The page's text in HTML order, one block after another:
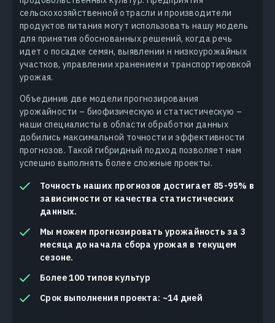
сельскохозяйственной отрасли и производители
продуктов питания могут использовать нашу модель
для принятия обоснованных решений, когда речь
идет о посадке семян, выявлении н низкоурожайных
участков, управлении хранением и транспортировкой
урожая.
Объединив две модели прогнозирования
урожайности – биофизическую и статистическую –
наши специалисты в области обработки данных
добились максимальной точности и эффективности
прогнозов. Такой гибридный подход позволяет нам
успешно выполнять более сложные проекты.
Точность наших прогнозов достигает 85-95% в
зависимости от качества статистических
данных.
Мы можем прогнозировать урожайность за 3
месяца до начала сбора урожая в текущем
сезоне.
Более 100 типов культур
Срок выполнения проекта: ~14 дней